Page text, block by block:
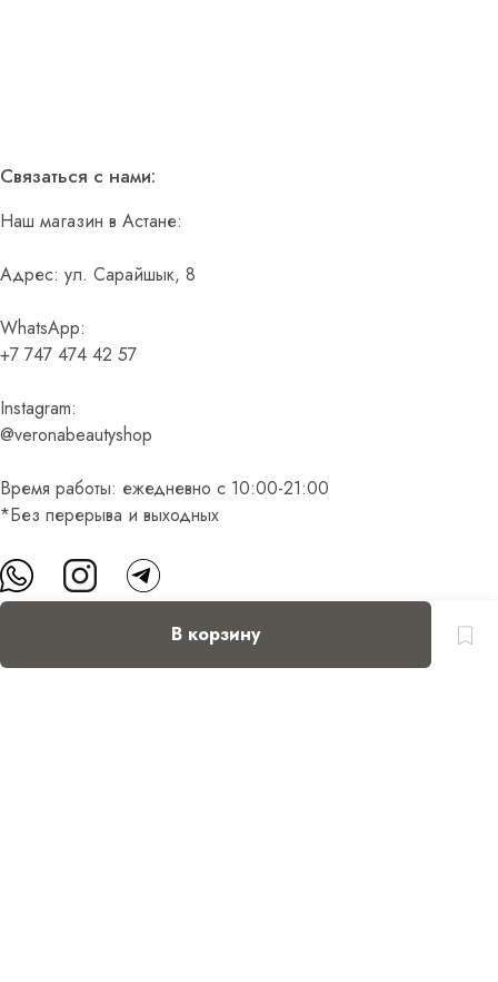
В корзину
Связаться с нами:
Наш магазин в Астане:
Адрес: ул. Сарайшык, 8
WhatsApp:
+7 747 474 42 57
Instagram:
@veronabeautyshop
Время работы: ежедневно с 10:00-21:00
*Без перерыва и выходных
Доставка и оплата